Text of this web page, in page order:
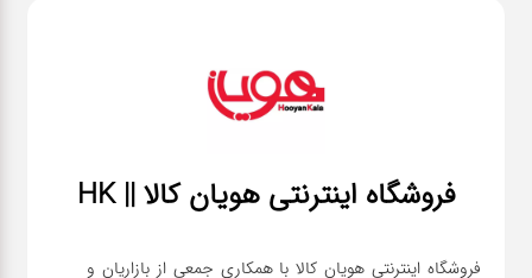
فروشگاه اینترنتی هویان کالا || HK
فروشگاه اینترنتی هویان کالا با همکاری جمعی از بازاریان و